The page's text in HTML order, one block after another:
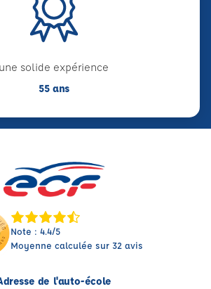
une solide expérience
55 ans
Note : 4.4/5
Moyenne calculée sur 32 avis
de l'auto-école